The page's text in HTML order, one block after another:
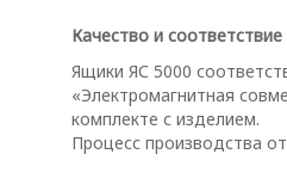
Качество и
Ящики ЯС 5000
«Электромагнитная
комплекте с изделием.
Процесс производства